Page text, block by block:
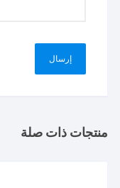
منتجات ذات صلة